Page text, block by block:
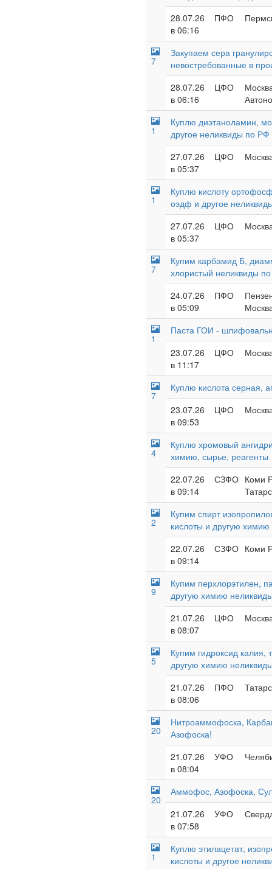
28.07.26
в 06:16
ПФО
7
Закупаем сера
невостребованные в
28.07.26
в 06:16
ЦФО
1
Куплю диэтаноламин,
другое неликвиды по РФ
27.07.26
в 05:37
ЦФО
1
Куплю кислоту
оэдф и другое
27.07.26
в 05:37
ЦФО
7
Купим карбамид Б,
хлористый неликвиды
24.07.26
в 05:09
ПФО
1
Паста ГОИ -
23.07.26
в 11:17
ЦФО
7
Куплю кислота серная,
23.07.26
в 09:53
ЦФО
4
Куплю хромовый
химию, сырье, реагенты
22.07.26
в 09:14
СЗФО Коми
2
Купим спирт
кислоты и другую
22.07.26
в 09:14
СЗФО Коми
9
Купим перхлорэтилен,
другую химию
21.07.26
в 08:07
ЦФО
5
Купим гидроксид
другую химию
21.07.26
в 08:06
ПФО
20
Нитроаммофоска,
Азофоска!
21.07.26
в 08:04
УФО
20
Аммофос, Азофоска,
21.07.26
в 07:58
УФО
1
Куплю этилацетат,
кислоты и другое